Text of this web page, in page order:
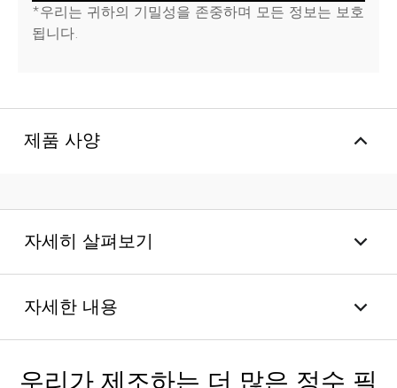
*우리는 귀하의 기밀성을 존중하며 모든 정보는 보호
됩니다.
제품 사양
자세히 살펴보기
자세한 내용